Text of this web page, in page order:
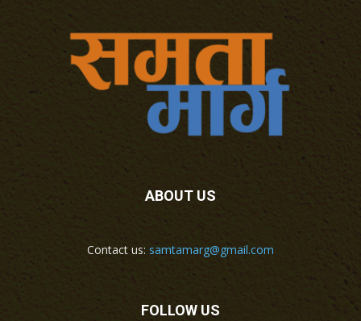
ABOUT US
Contact us: samtamarg@gmail.com
FOLLOW US